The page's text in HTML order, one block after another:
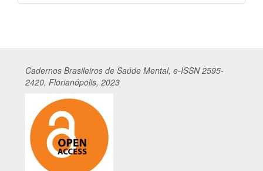
Cadernos Brasileiros de Saúde Mental, e-ISSN 2595-
2420, Florianópolis, 2023